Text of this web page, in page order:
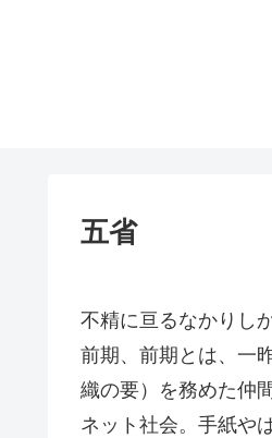
五省
不精に亘るなかりし
前期、前期とは、一
織の要）を務めた仲
ネット社会。手紙や